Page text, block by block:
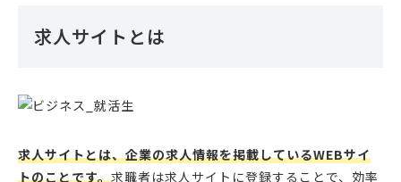
求人サイトとは
求人サイトとは、企業の求人情報を掲載しているWEBサイ
トのことです。求職者は求人サイトに登録することで、効率